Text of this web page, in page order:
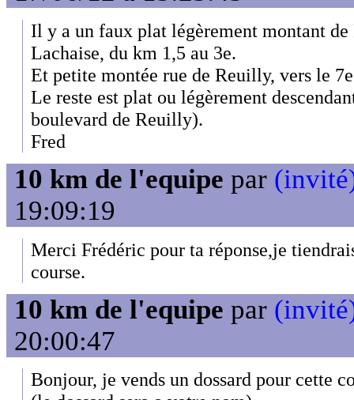
Il y a un faux plat légèrement montant de
Lachaise, du km 1,5 au 3e.
Et petite montée rue de Reuilly, vers le
Le reste est plat ou légèrement
boulevard de Reuilly).
Fred
10 km de l'equipe par
19:09:19
Merci Frédéric pour ta réponse,je
course.
10 km de l'equipe par
20:00:47
Bonjour, je vends un dossard pour cette